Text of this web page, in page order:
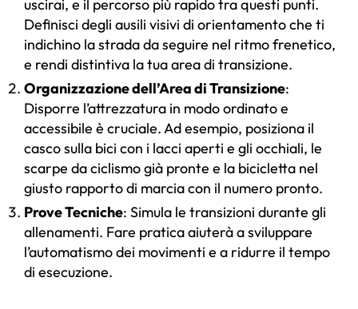
uscirai, e il percorso più rapido tra questi punti.
Definisci degli ausili visivi di orientamento che ti
indichino la strada da seguire nel ritmo frenetico,
e rendi distintiva la tua area di transizione.
Organizzazione dell’Area di Transizione:
Disporre l’attrezzatura in modo ordinato e
accessibile è cruciale. Ad esempio, posiziona il
casco sulla bici con i lacci aperti e gli occhiali, le
scarpe da ciclismo già pronte e la bicicletta nel
giusto rapporto di marcia con il numero pronto.
Prove Tecniche: Simula le transizioni durante gli
allenamenti. Fare pratica aiuterà a sviluppare
l’automatismo dei movimenti e a ridurre il tempo
di esecuzione.